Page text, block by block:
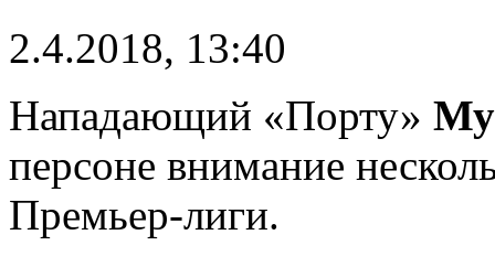
2.4.2018, 13:40
Нападающий «Порту»
персоне внимание
Премьер-лиги.